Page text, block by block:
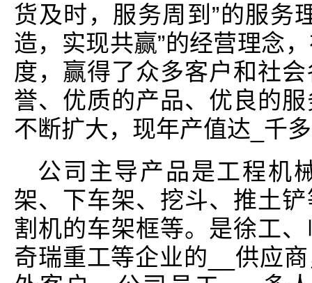
货及时，服务周到”的服务
造，实现共赢”的经营理念
度，赢得了众多客户和社
誉、优质的产品、优良的
不断扩大，现年产值达_千
公司主导产品是工程机
架、下车架、挖斗、推土
割机的车架框等。是徐工
奇瑞重工等企业的__供应